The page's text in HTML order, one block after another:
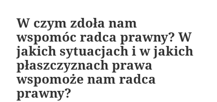
W czym zdoła nam
wspomóc radca prawny? W
jakich sytuacjach i w jakich
płaszczyznach prawa
wspomoże nam radca
prawny?